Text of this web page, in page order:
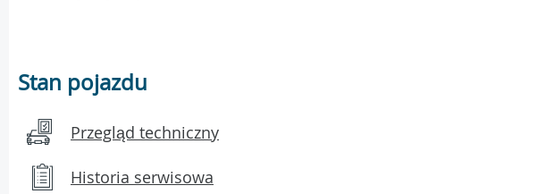
Stan pojazdu
Przegląd techniczny
Historia serwisowa